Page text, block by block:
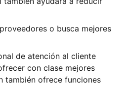
o busca mejores
de atención al cliente
con clase mejores
también ofrece funciones